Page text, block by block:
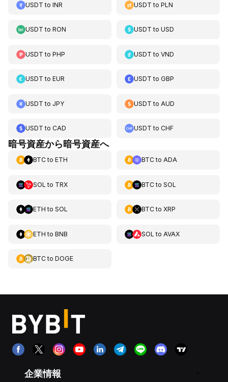
USDT to INR USDT toPLN
USDT to RON USDT toUSD
USDT to PHP USDT toVND
USDT to EUR USDT toGBP
USDT to JPY USDT to AUD
USDT to CAD USDT toCHF
暗号資産から暗号資産へ
BTCto ETH BTCto ADA
SOL to TRX BTCto SOL
ETH to SOL BTCto XRP
ETH to BNB SOL to AVAX
BTCto DOGE
企業情報